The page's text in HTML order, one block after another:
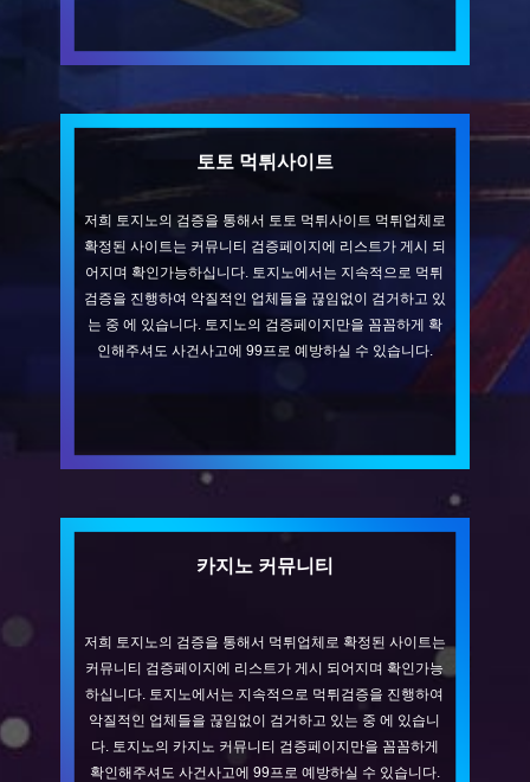
토토 먹튀사이트
저희 토지노의 검증을 통해서 토토 먹튀사이트 먹튀업체로
확정된 사이트는 커뮤니티 검증페이지에 리스트가 게시 되
어지며 확인가능하십니다. 토지노에서는 지속적으로 먹튀
검증을 진행하여 악질적인 업체들을 끊임없이 검거하고 있
는 중 에 있습니다. 토지노의 검증페이지만을 꼼꼼하게 확
인해주셔도 사건사고에 99프로 예방하실 수 있습니다.
카지노 커뮤니티
저희 토지노의 검증을 통해서 먹튀업체로 확정된 사이트는
커뮤니티 검증페이지에 리스트가 게시 되어지며 확인가능
하십니다. 토지노에서는 지속적으로 먹튀검증을 진행하여
악질적인 업체들을 끊임없이 검거하고 있는 중 에 있습니
다. 토지노의 카지노 커뮤니티 검증페이지만을 꼼꼼하게
확인해주셔도 사건사고에 99프로 예방하실 수 있습니다.